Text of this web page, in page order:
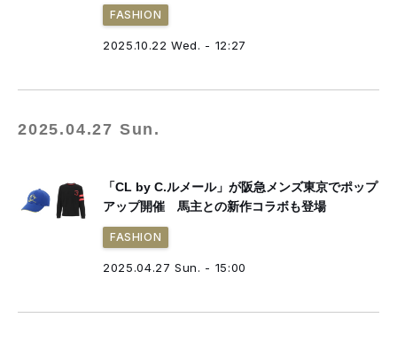
FASHION
2025.10.22 Wed. - 12:27
2025.04.27 Sun.
「CL by C.ルメール」が阪急メンズ東京でポップ
アップ開催 馬主との新作コラボも登場
FASHION
2025.04.27 Sun. - 15:00